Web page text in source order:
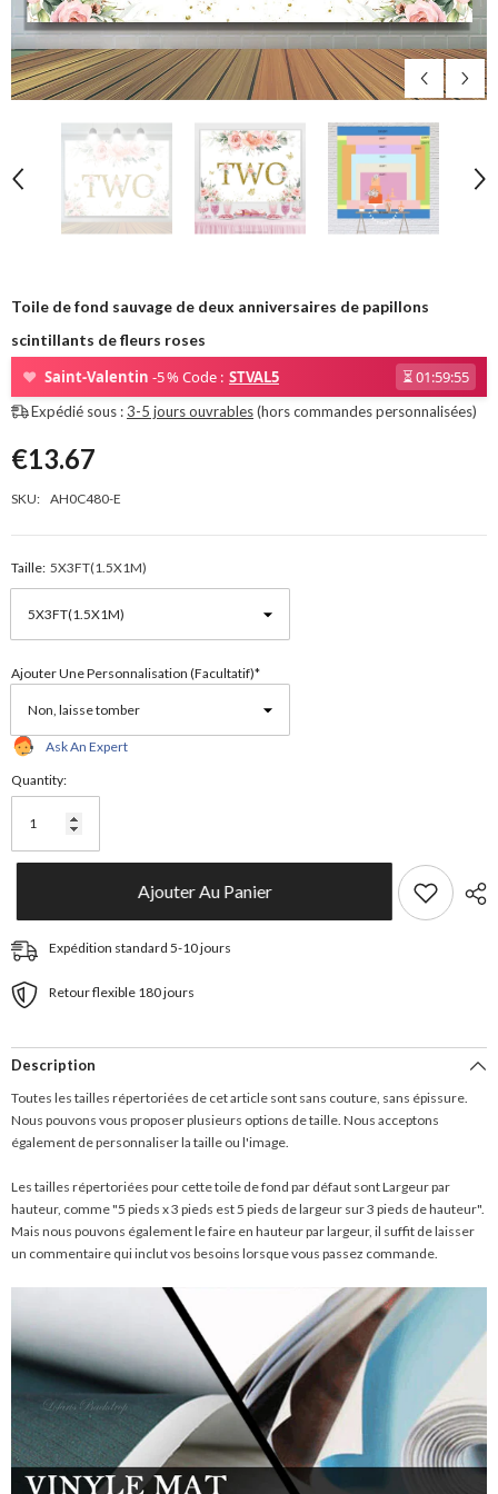
Toile de fond sauvage de deux anniversaires de papillons
scintillants de fleurs roses
❤ Saint-Valentin -5 % Code : STVAL5 ⏳01:59:54
Expédié sous :3-5 jours ouvrables(hors commandes personnalisées)
€13.67
SKU: AH0C480-E
Taille: 5X3FT(1.5X1M)
Ajouter Une Personnalisation (facultatif)*
Ask An Expert
Quantity:
Ajouter Au Panier
Expédition standard 5-10 jours
Retour flexible 180 jours
Description
Toutes les tailles répertoriées de cet article sont sans couture, sans épissure.
Nous pouvons vous proposer plusieurs options de taille. Nous acceptons
également de personnaliser la taille ou l'image.
Les tailles répertoriées pour cette toile de fond par défaut sont Largeur par
hauteur, comme "5 pieds x 3 pieds est 5 pieds de largeur sur 3 pieds de hauteur".
Mais nous pouvons également le faire en hauteur par largeur, il suffit de laisser
un commentaire qui inclut vos besoins lorsque vous passez commande.